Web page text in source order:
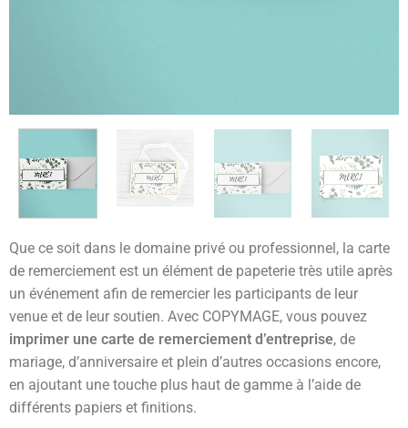
Que ce soit dans le domaine privé ou professionnel, la carte
de remerciement est un élément de papeterie très utile après
un événement afin de remercier les participants de leur
venue et de leur soutien. Avec COPYMAGE, vous pouvez
imprimer une carte de remerciement d’entreprise, de
mariage, d’anniversaire et plein d’autres occasions encore,
en ajoutant une touche plus haut de gamme à l’aide de
différents papiers et finitions.